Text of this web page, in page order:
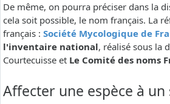
De même, on pourra préciser dans la
cela soit possible, le nom français. La
français : Société Mycologique de
l'inventaire national, réalisé sous la
Courtecuisse et Le Comité des noms
Affecter une espèce à un